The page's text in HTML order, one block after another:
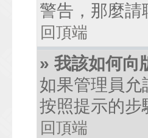
警告，那麼
回頂端
» 我該如何向
如果管理員允
按照提示的步
回頂端